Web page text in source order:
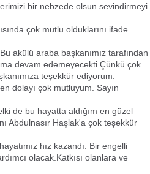
bir nebzede olsun sevindirmeyi
çok mutlu olduklarını ifade
akülü araba başkanımız tarafından
devam edemeyecekti.Çünkü çok
teşekkür ediyorum.
dolayı çok mutluyum. Sayın
de bu hayatta aldığım en güzel
Abdulnasır Haşlak'a çok teşekkür
hız kazandı. Bir engelli
olacak.Katkısı olanlara ve